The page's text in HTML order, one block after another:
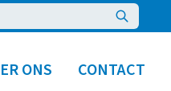
ONS CONTACT